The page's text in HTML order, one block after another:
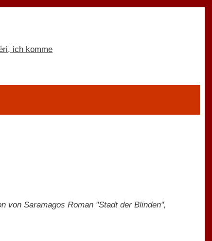
von Saramagos Roman "Stadt der Blinden",